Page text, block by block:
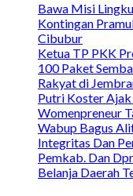
Bawa Misi
Kontingan
Cibubur
Ketua TP PKK
100 Paket
Rakyat di
Putri Koster Ajak
Womenpreneur
Wabup Bagus
Integritas Dan
Pemkab. Dan
Belanja Daerah